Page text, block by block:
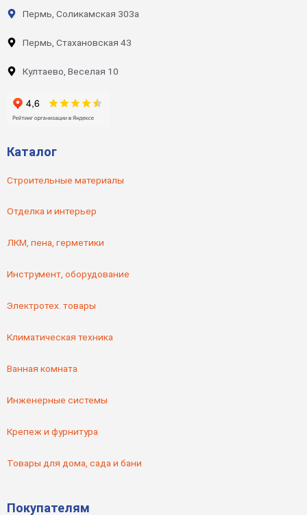
Пермь, Соликамская 303а
Пермь, Стахановская 43
Култаево, Веселая 10
Каталог
Строительные материалы
Отделка и интерьер
ЛКМ, пена, герметики
Инструмент, оборудование
Электротех. товары
Климатическая техника
Ванная комната
Инженерные системы
Крепеж и фурнитура
Товары для дома, сада и бани
Покупателям